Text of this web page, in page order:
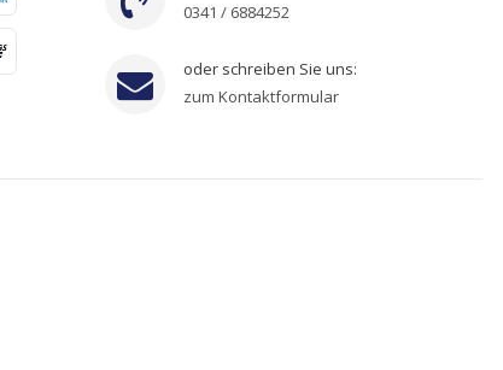
0341 / 6884252
oder schreiben Sie uns:
zum Kontaktformular